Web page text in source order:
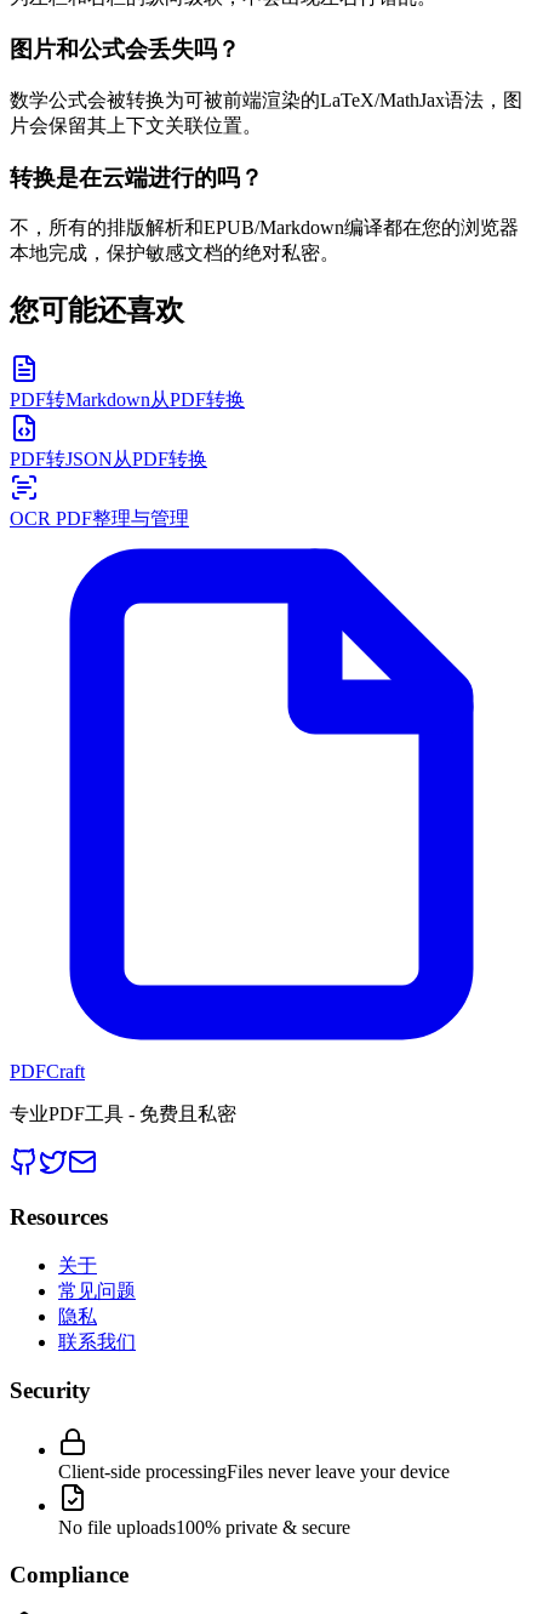
图片和公式会丢失吗？
数学公式会被转换为可被前端渲染的LaTeX/MathJax语法，图
片会保留其上下文关联位置。
转换是在云端进行的吗？
不，所有的排版解析和EPUB/Markdown编译都在您的浏览器
本地完成，保护敏感文档的绝对私密。
您可能还喜欢
PDF转Markdown从PDF转换
PDF转JSON从PDF转换
OCR PDF整理与管理
PDFCraft
专业PDF工具 - 免费且私密
Resources
关于
常见问题
隐私
联系我们
Security
Client-side processingFiles never leave your device
No file uploads100% private & secure
Compliance